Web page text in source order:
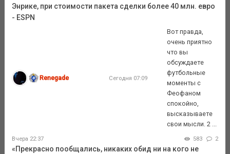
Энрике, при стоимости пакета сделки более 40 млн. евро
- ESPN
Renegade Сегодня 07:09
Вот правда,
очень приятно
что вы
обсуждаете
футбольные
моменты с
Феофаном
спокойно,
высказываете
свои мысли. 2 ...
Вчера 22:37 583 2
«Прекрасно пообщались, никаких обид ни на кого не